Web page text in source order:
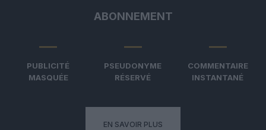
ABONNEMENT
PUBLICITÉ
MASQUÉE
PSEUDONYME
RÉSERVÉ
COMMENTAIRE
INSTANTANÉ
EN SAVOIR PLUS